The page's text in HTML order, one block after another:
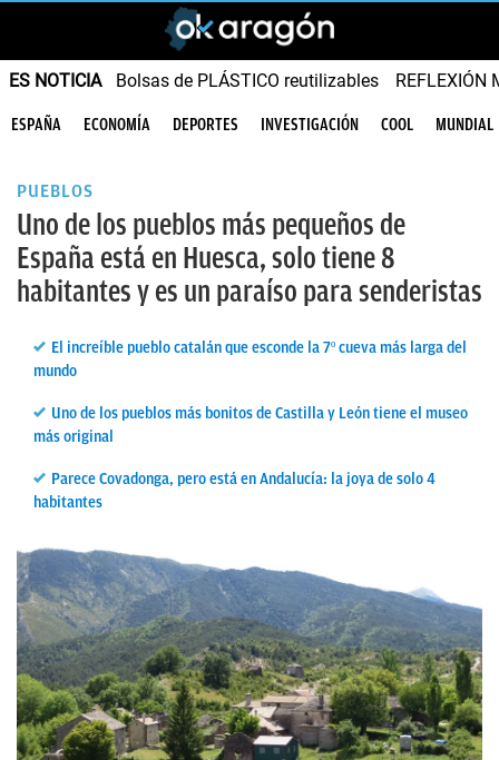
ES NOTICIA Bolsas de PLÁSTICO reutilizables REFLEXIÓN
ESPAÑA ECONOMÍA DEPORTES INVESTIGACIÓN COOL MUNDIAL
PUEBLOS
Uno de los pueblos más pequeños de
España está en Huesca, solo tiene 8
habitantes y es un paraíso para senderistas
El increíble pueblo catalán que esconde la 7º cueva más larga del
mundo
Uno de los pueblos más bonitos de Castilla y León tiene el museo
más original
Parece Covadonga, pero está en Andalucía: la joya de solo 4
habitantes